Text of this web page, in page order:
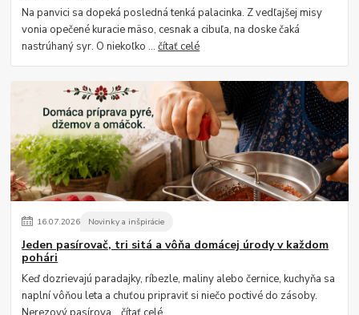
Na panvici sa dopeká posledná tenká palacinka. Z vedľajšej misy
vonia opečené kuracie mäso, cesnak a cibuľa, na doske čaká
nastrúhaný syr. O niekoľko ...čítať celé
16.07.2026 Novinky a inšpirácie
Jeden pasírovač, tri sitá a vôňa domácej úrody v každom
pohári
Keď dozrievajú paradajky, ríbezle, maliny alebo černice, kuchyňa sa
naplní vôňou leta a chuťou pripraviť si niečo poctivé do zásoby.